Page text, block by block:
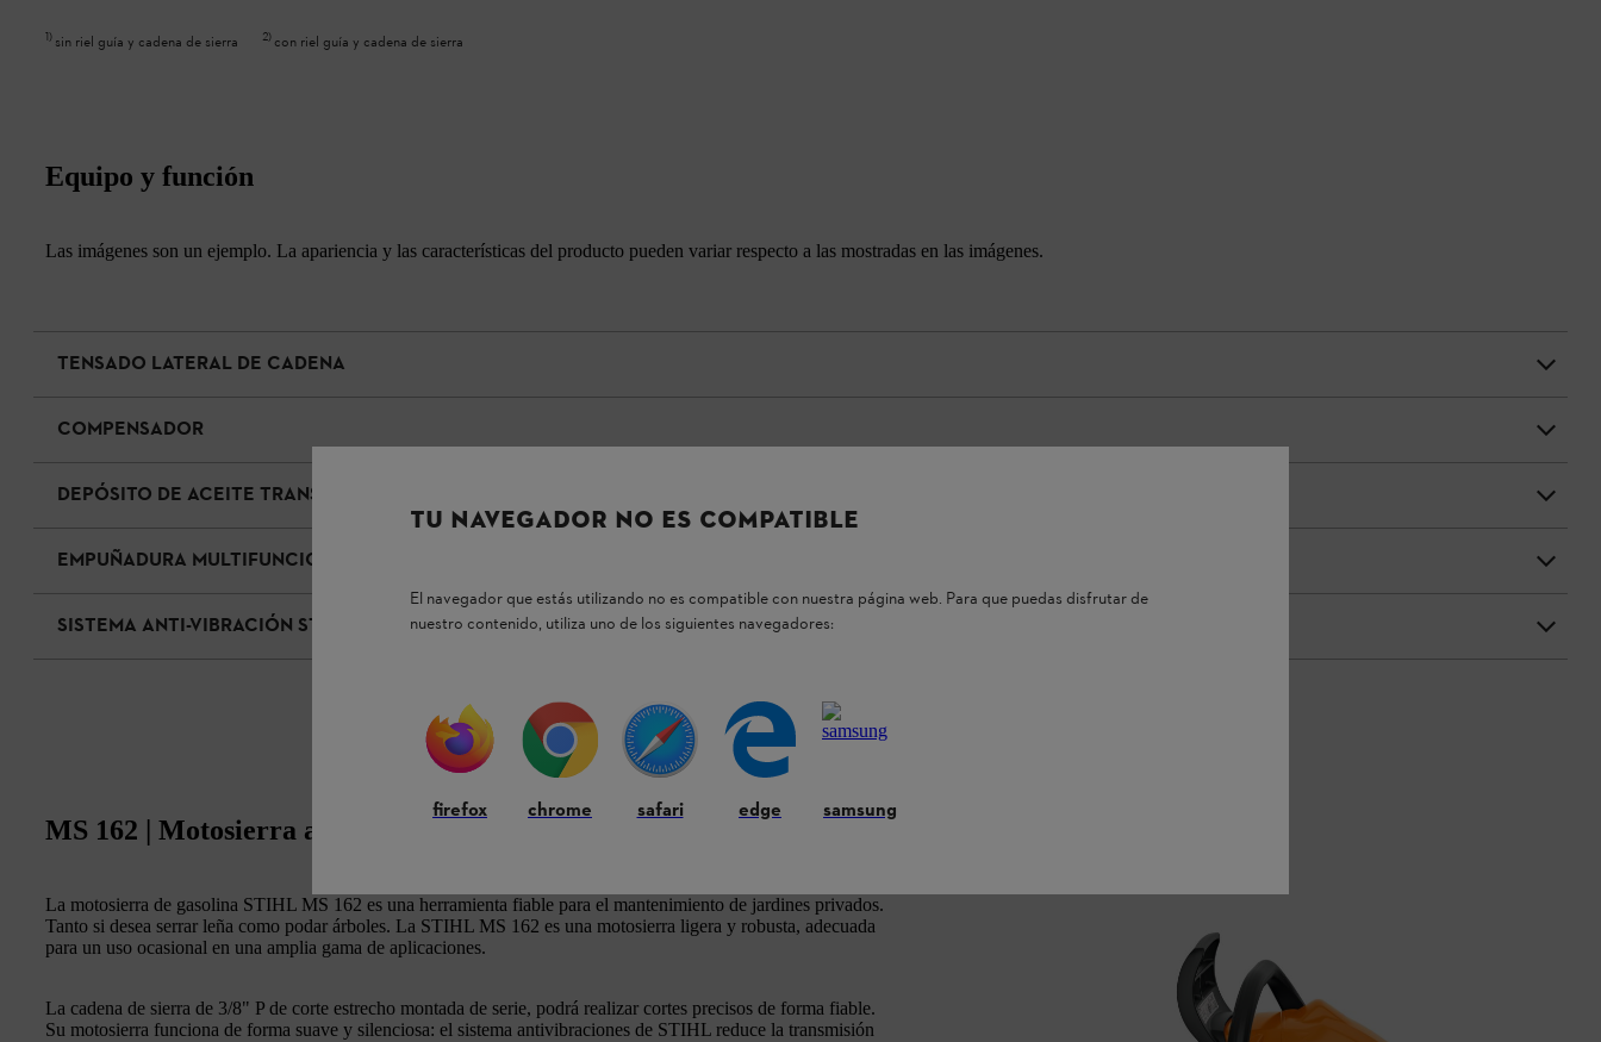
1) sin riel guía y cadena de sierra 2) con riel guía y cadena de sierra
Equipo y función
Las imágenes son un ejemplo. La apariencia y las características del producto pueden variar respecto a las mostradas en las imágenes.
TENSADO LATERAL DE CADENA
COMPENSADOR
DEPÓSITO DE ACEITE TRANSPARENTE
EMPUÑADURA MULTIFUNCIONAL CON BOTON DE PARADA
SISTEMA ANTI-VIBRACIÓN STIHL
MS 162 | Motosierra a gasolina de entrada
La motosierra de gasolina STIHL MS 162 es una herramienta fiable para el mantenimiento de jardines privados.
Tanto si desea serrar leña como podar árboles. La STIHL MS 162 es una motosierra ligera y robusta, adecuada
para un uso ocasional en una amplia gama de aplicaciones.
La cadena de sierra de 3/8" P de corte estrecho montada de serie, podrá realizar cortes precisos de forma fiable.
Su motosierra funciona de forma suave y silenciosa: el sistema antivibraciones de STIHL reduce la transmisión
TU NAVEGADOR NO ES COMPATIBLE
El navegador que estás utilizando no es compatible con nuestra página web. Para que puedas disfrutar de
nuestro contenido, utiliza uno de los siguientes navegadores:
firefox chrome safari edge samsung